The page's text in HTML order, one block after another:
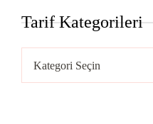
Tarif Kategorileri
Kategorileri